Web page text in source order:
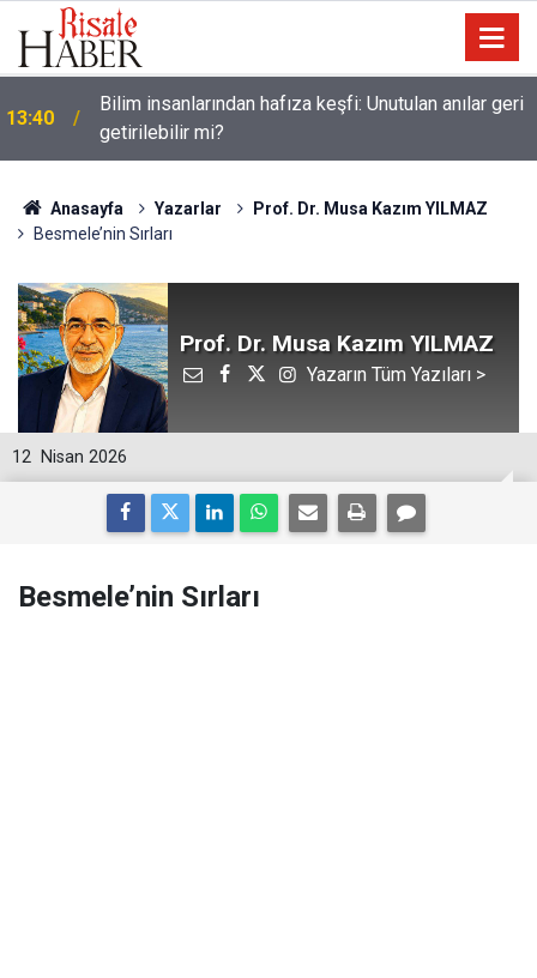
13:40
Bilim insanlarından hafıza keşfi: Unutulan anılar geri
getirilebilir mi?
Anasayfa Yazarlar
Prof. Dr. Musa Kazım YILMAZ
Besmele’nin Sırları
Prof. Dr. Musa Kazım YILMAZ
Yazarın Tüm Yazıları >
12 Nisan 2026
Besmele’nin Sırları